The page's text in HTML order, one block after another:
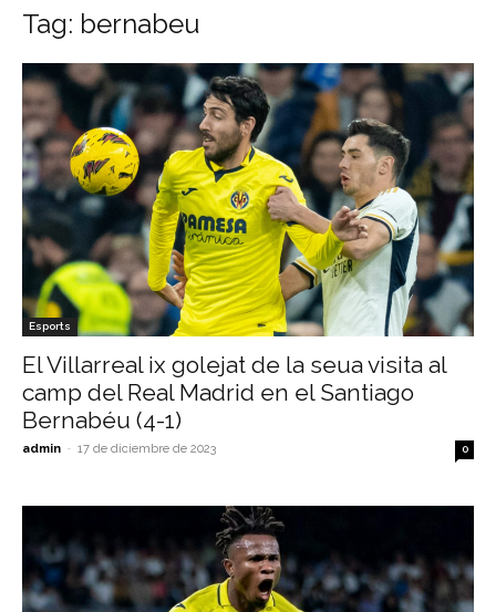
Tag: bernabeu
Esports
El Villarreal ix golejat de la seua visita al
camp del Real Madrid en el Santiago
Bernabéu (4-1)
admin - 17 de diciembre de 2023 0